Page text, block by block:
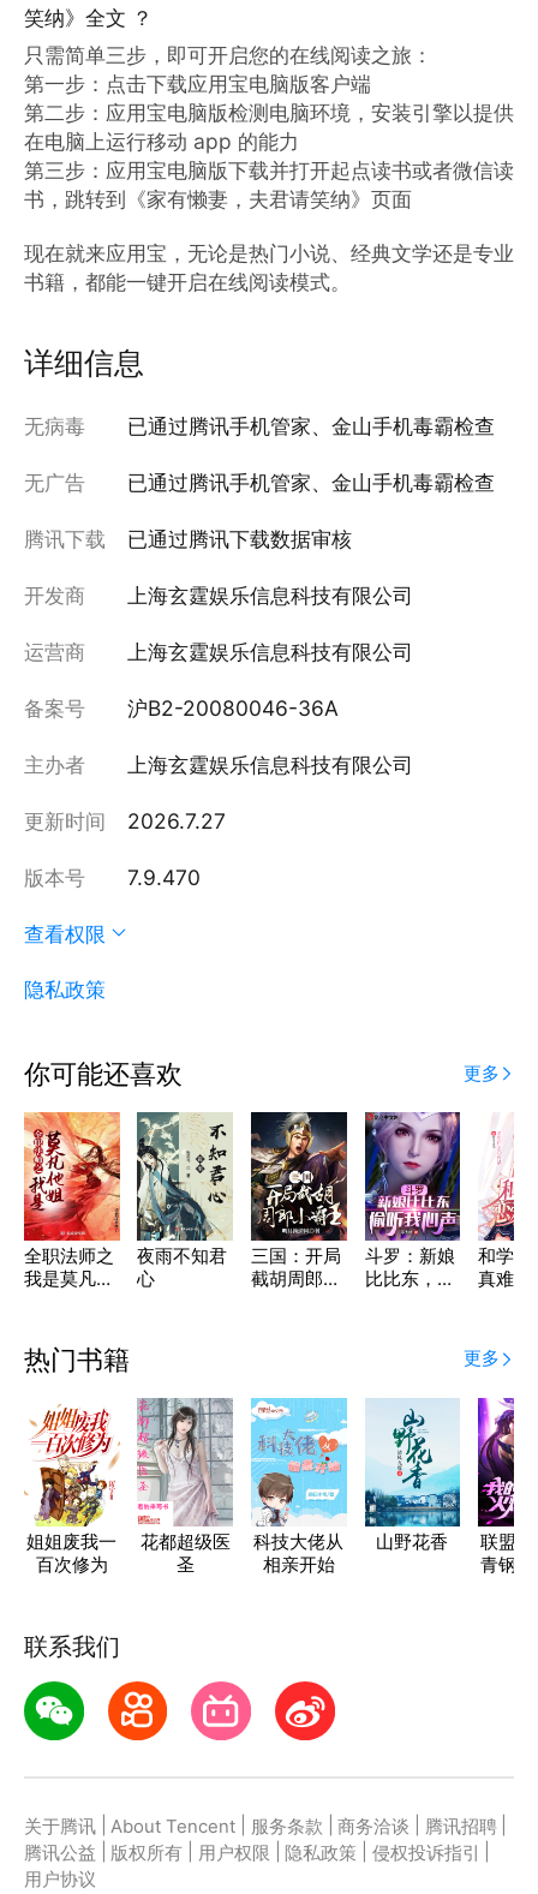
笑纳》全文 ？
只需简单三步，即可开启您的在线阅读之旅：
第一步：点击下载应用宝电脑版客户端
第二步：应用宝电脑版检测电脑环境，安装引擎以提供
在电脑上运行移动 app 的能力
第三步：应用宝电脑版下载并打开起点读书或者微信读
书，跳转到《家有懒妻，夫君请笑纳》页面
现在就来应用宝，无论是热门小说、经典文学还是专业
书籍，都能一键开启在线阅读模式。
详细信息
无病毒 已通过腾讯手机管家、金山手机毒霸检查
无广告 已通过腾讯手机管家、金山手机毒霸检查
腾讯下载 已通过腾讯下载数据审核
开发商 上海玄霆娱乐信息科技有限公司
运营商 上海玄霆娱乐信息科技有限公司
备案号 沪B2-20080046-36A
主办者 上海玄霆娱乐信息科技有限公司
更新时间 2026.7.27
版本号 7.9.470
查看权限
隐私政策
你可能还喜欢 更多
全职法师之
我是莫凡他
夜雨不知君
心
三国：开局
截胡周郎小
斗罗：新娘
比比东，偷
和学姐
真难
热门书籍 更多
姐姐废我一
百次修为
花都超级医
圣
科技大佬从
相亲开始
山野花香
联盟
青钢
联系我们
关于腾讯 About Tencent 服务条款 商务洽谈 腾讯招聘
腾讯公益
版权所有 用户权限 隐私政策 侵权投诉指引
用户协议